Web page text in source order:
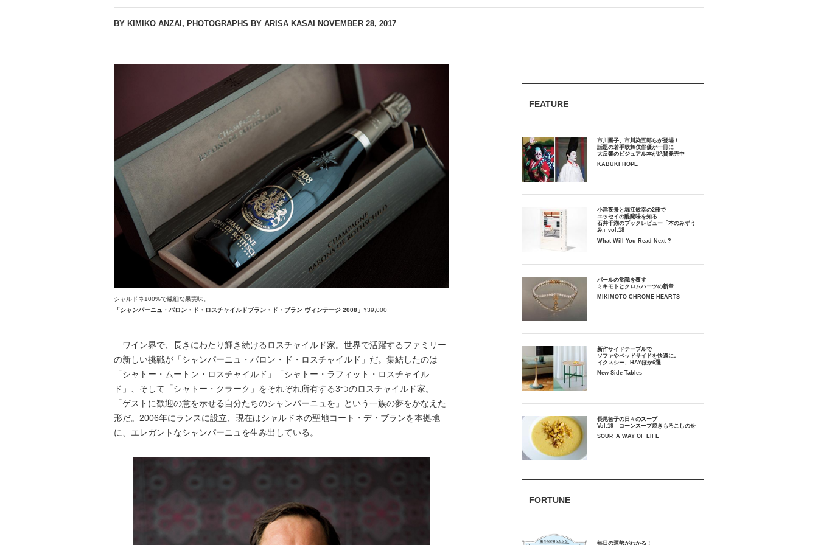
BY KIMIKO ANZAI, PHOTOGRAPHS BY ARISA KASAI NOVEMBER 28, 2017
シャルドネ100%で繊細な果実味。
「シャンパーニュ・バロン・ド・ロスチャイルドブラン・ド・ブラン ヴィンテージ 2008」 ¥39,000
ワイン界で、長きにわたり輝き続けるロスチャイルド家。世界で活躍するファミリー
の新しい挑戦が「シャンパーニュ・バロン・ド・ロスチャイルド」だ。集結したのは
「シャトー・ムートン・ロスチャイルド」「シャトー・ラフィット・ロスチャイル
ド」、そして「シャトー・クラーク」をそれぞれ所有する3つのロスチャイルド家。
「ゲストに歓迎の意を示せる自分たちのシャンパーニュを」という一族の夢をかなえた
形だ。2006年にランスに設立、現在はシャルドネの聖地コート・デ・ブランを本拠地
に、エレガントなシャンパーニュを生み出している。
FEATURE
市川團子、市川染五郎らが登場！
話題の若手歌舞伎俳優が一冊に
大反響のビジュアル本が絶賛発売中
KABUKI HOPE
小津夜景と堀江敏幸の2冊で
エッセイの醍醐味を知る
石井千湖のブックレビュー「本のみずう
み」vol.18
What Will You Read Next ?
パールの常識を覆す
ミキモトとクロムハーツの新章
MIKIMOTO CHROME HEARTS
新作サイドテーブルで
ソファやベッドサイドを快適に。
イクスシー、HAYほか6選
New Side Tables
長尾智子の日々のスープ
Vol.19 コーンスープ焼きもろこしのせ
SOUP, A WAY OF LIFE
FORTUNE
毎日の運勢がわかる！